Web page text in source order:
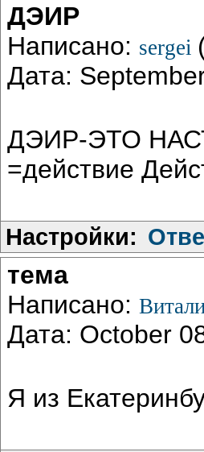
ДЭИР
Написано: sergei
Дата:
ДЭИР-ЭТО
=действие
Настройки:
тема
Написано:
Дата: October
Я из